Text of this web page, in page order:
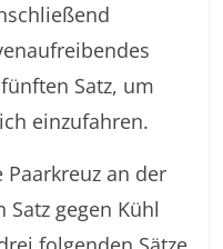
Satz, um
einzufahren.
Paarkreuz an der
gegen Kühl